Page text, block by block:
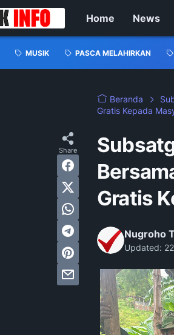
Home News
MUSIK PASCA MELAHIRKAN
Beranda
Gratis Kepada
Gratis
Nugroho
Updated: